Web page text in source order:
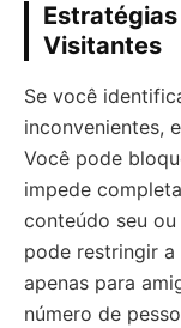
Visitantes
Se você
inconvenientes,
Você pode
impede
conteúdo seu
pode restringir
apenas para
número de